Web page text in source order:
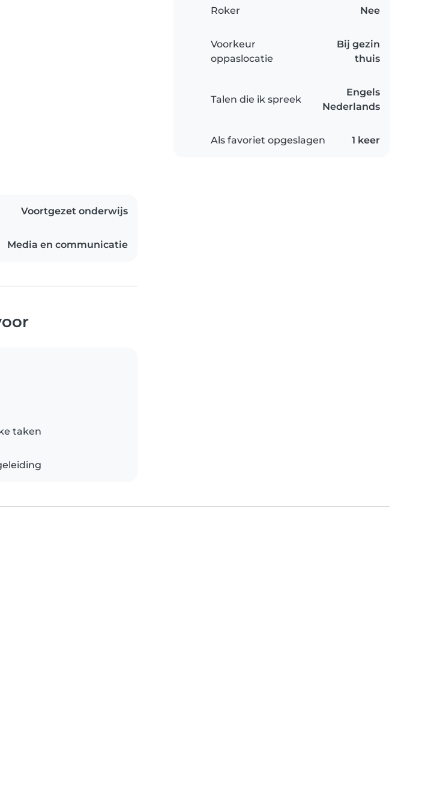
Roker Nee
Voorkeur
oppaslocatie
Bij gezin
thuis
Talen die ik spreek
Engels
Nederlands
Als favoriet opgeslagen 1 keer
Voortgezet onderwijs
Media en communicatie
taken